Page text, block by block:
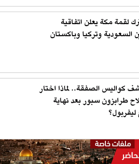
لقمة مكة يعلن اتفاقية
السعودية وتركيا وباكستان
كواليس الصفقة.. لماذا اختار
طرابزون سبور بعد نهاية